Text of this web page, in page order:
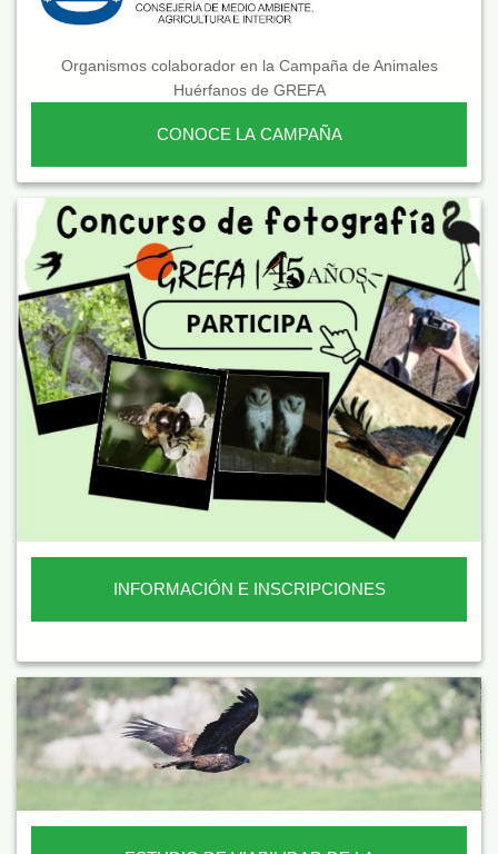
Organismos colaborador en la Campaña de Animales
Huérfanos de GREFA
CONOCE LA CAMPAÑA
INFORMACIÓN E INSCRIPCIONES